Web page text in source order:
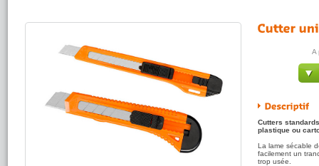
A
Cutters
plastique ou
La lame sécable
facilement un
trop usée.